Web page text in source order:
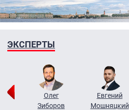
ЭКСПЕРТЫ
Олег
Зиборов
Евгений
Мошняцкий